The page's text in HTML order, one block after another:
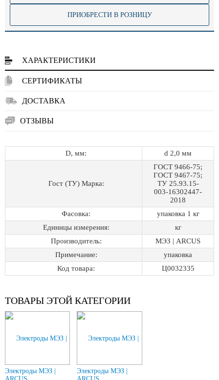
ПРИОБРЕСТИ В РОЗНИЦУ
ХАРАКТЕРИСТИКИ
СЕРТИФИКАТЫ
ДОСТАВКА
ОТЗЫВЫ
D, мм: d 2,0 мм
Гост (ТУ) Марка:
ГОСТ 9466-75;
ГОСТ 9467-75;
ТУ 25.93.15-
003-16302447-
2018
Фасовка:
упаковка 1 кг
Единицы измерения:
кг
Производитель:
МЭЗ | ARCUS
Примечание:
упаковка
Код товара:
Ц0032335
ТОВАРЫ ЭТОЙ КАТЕГОРИИ
Электроды МЭЗ |
Электроды МЭЗ |